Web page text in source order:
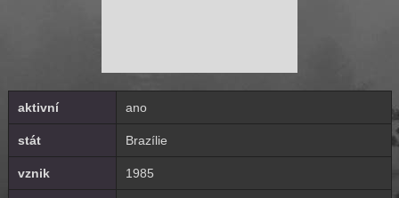
aktivní ano
stát Brazílie
vznik 1985